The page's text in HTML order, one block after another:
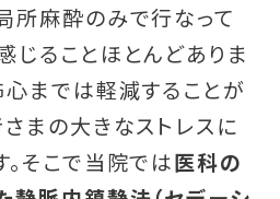
所麻酔のみで行なって
じることほとんどありま
までは軽減することが
まの大きなストレスに
そこで当院では医科の